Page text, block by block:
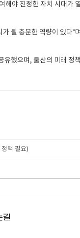
해야 진정한 자치 시대가
될 충분한 역량이 있다”
했으며, 울산의 미래 정
책 필요)
길